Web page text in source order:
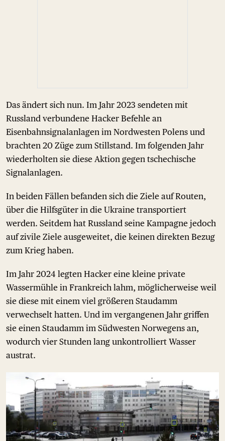
Das ändert sich nun. Im Jahr 2023 sendeten mit
Russland verbundene Hacker Befehle an
Eisenbahnsignalanlagen im Nordwesten Polens und
brachten 20 Züge zum Stillstand. Im folgenden Jahr
wiederholten sie diese Aktion gegen tschechische
Signalanlagen.
In beiden Fällen befanden sich die Ziele auf Routen,
über die Hilfsgüter in die Ukraine transportiert
werden. Seitdem hat Russland seine Kampagne jedoch
auf zivile Ziele ausgeweitet, die keinen direkten Bezug
zum Krieg haben.
Im Jahr 2024 legten Hacker eine kleine private
Wassermühle in Frankreich lahm, möglicherweise weil
sie diese mit einem viel größeren Staudamm
verwechselt hatten. Und im vergangenen Jahr griffen
sie einen Staudamm im Südwesten Norwegens an,
wodurch vier Stunden lang unkontrolliert Wasser
austrat.